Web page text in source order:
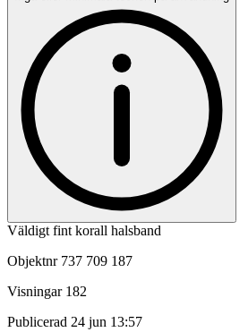
Väldigt fint korall halsband
Objektnr 737 709 187
Visningar 182
Publicerad 24 jun 13:57